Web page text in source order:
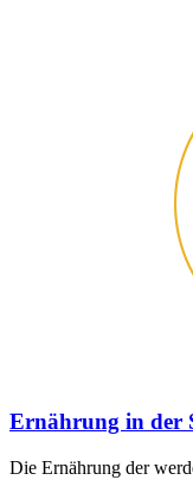
Ernährung in der
Die Ernährung der